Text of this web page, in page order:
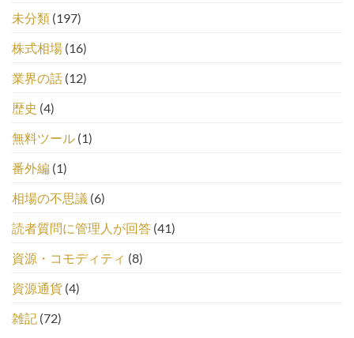
未分類 (197)
株式相場 (16)
業界の話 (12)
歴史 (4)
無料ツール (1)
番外編 (1)
相場の不思議 (6)
読者質問に管理人が回答 (41)
資源・コモディティ (8)
資源通貨 (4)
雑記 (72)